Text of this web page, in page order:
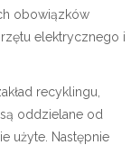
obowiązków
elektrycznego i
recyklingu,
oddzielane od
użyte. Następnie